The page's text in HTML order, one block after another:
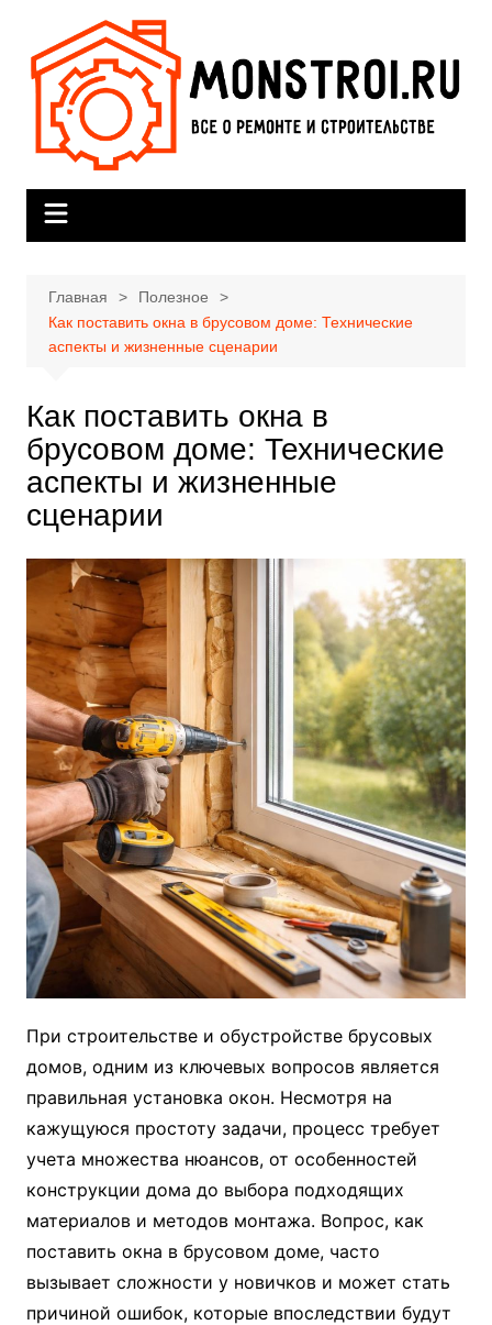
содержимому
Главная
Полезное
Как поставить окна в брусовом доме: Технические
аспекты и жизненные сценарии
Как поставить окна в
брусовом доме: Технические
аспекты и жизненные
сценарии
При строительстве и обустройстве брусовых
домов, одним из ключевых вопросов является
правильная установка окон. Несмотря на
кажущуюся простоту задачи, процесс требует
учета множества нюансов, от особенностей
конструкции дома до выбора подходящих
материалов и методов монтажа. Вопрос, как
поставить окна в брусовом доме, часто
вызывает сложности у новичков и может стать
причиной ошибок, которые впоследствии будут